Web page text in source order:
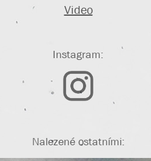
Video
Instagram:
Nalezené ostatními: